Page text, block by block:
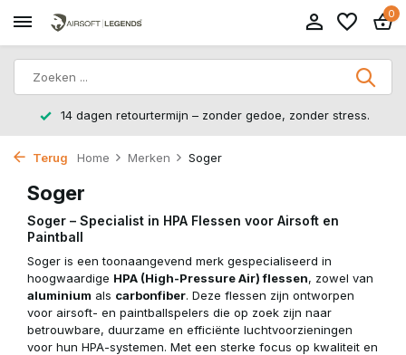
0
14 dagen retourtermijn – zonder gedoe, zonder stress.
Terug Home Merken Soger
Soger
Soger – Specialist in HPA Flessen voor Airsoft en
Paintball
Soger is een toonaangevend merk gespecialiseerd in
hoogwaardige HPA (High-Pressure Air) flessen, zowel van
aluminium als carbonfiber. Deze flessen zijn ontworpen
voor airsoft- en paintballspelers die op zoek zijn naar
betrouwbare, duurzame en efficiënte luchtvoorzieningen
voor hun HPA-systemen. Met een sterke focus op kwaliteit en